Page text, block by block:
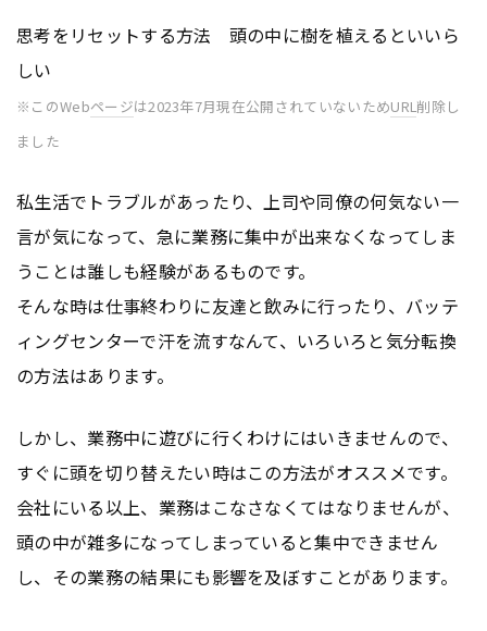
思考をリセットする方法 頭の中に樹を植えるといいら
しい
※このWebページは2023年7月現在公開されていないためURL 削除し
ました
私生活でトラブルがあったり、上司や同僚の何気ない一
言が気になって、急に業務に集中が出来なくなってしま
うことは誰しも経験があるものです。
そんな時は仕事終わりに友達と飲みに行ったり、バッテ
ィングセンターで汗を流すなんて、いろいろと気分転換
の方法はあります。
しかし、業務中に遊びに行くわけにはいきませんので、
すぐに頭を切り替えたい時はこの方法がオススメです。
会社にいる以上、業務はこなさなくてはなりませんが、
頭の中が雑多になってしまっていると集中できません
し、その業務の結果にも影響を及ぼすことがあります。